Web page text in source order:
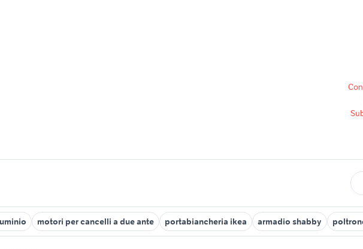
motori per cancelli a due ante portabiancheria ikea armadio shabby